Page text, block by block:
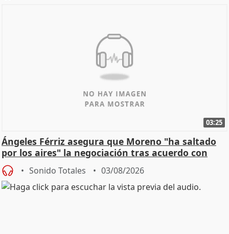
03:25
Ángeles Férriz asegura que Moreno "ha saltado
por los aires" la negociación tras acuerdo con
SMA
Sonido Totales 03/08/2026